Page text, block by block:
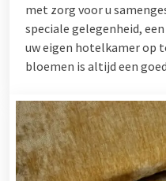
met zorg voor u
speciale gelegenheid,
uw eigen hotelkamer op
bloemen is altijd een